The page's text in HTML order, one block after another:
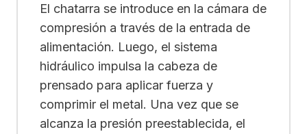
El chatarra se introduce en la cámara de
compresión a través de la entrada de
alimentación. Luego, el sistema
hidráulico impulsa la cabeza de
prensado para aplicar fuerza y
comprimir el metal. Una vez que se
alcanza la presión preestablecida, el